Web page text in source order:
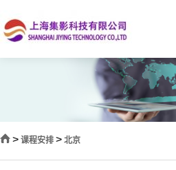
> 课程安排 > 北京